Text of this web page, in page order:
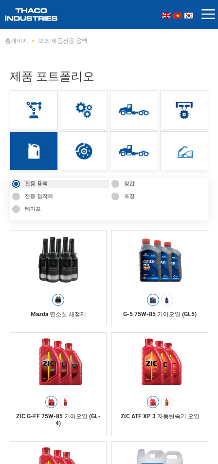
홈페이지 보조 제품전용 용액
제품 포트폴리오
전용 용액
장갑
전용 접착제
포장
테이프
Mazda 연소실 세정제 G-5 75W-85 기어오일 (GL5)
ZIC G-FF 75W-85 기어오일 (GL-
4)
ZIC ATF XP 3 자동변속기 오일